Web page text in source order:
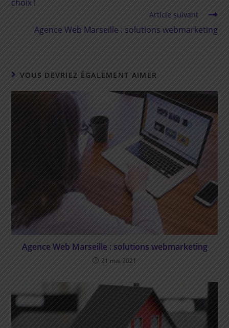
choix !
Article suivant
Agence Web Marseille : solutions webmarketing
VOUS DEVRIEZ ÉGALEMENT AIMER
Agence Web Marseille : solutions webmarketing
21 mai 2021